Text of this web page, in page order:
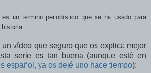
un término periodístico que se ha usado para
historia.
un vídeo que seguro que os explica mejor
serie es tan buena (aunque esté en
español, ya os dejé uno hace tiempo):